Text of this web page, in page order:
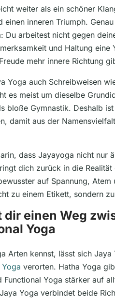
weiter als ein schöner
einen inneren Triumph.
Du arbeitest nicht gegen
und Haltung eine
mehr innere Richtung
Yoga auch Schreibweisen
es meist um dieselbe
bloße Gymnastik. Deshalb
damit aus der
dass Jayayoga nicht nur
dich zurück in die
auf Spannung, Atem
zu einem Etikett, sondern
dir einen Weg
Yoga
Arten kennst, lässt sich Jaya
verorten. Hatha Yoga
Yoga stärker auf
Yoga verbindet beide